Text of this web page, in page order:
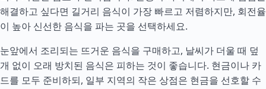
해결하고 싶다면 길거리 음식이 가장 빠르고 저렴하지만, 회전율
이 높아 신선한 음식을 파는 곳을 선택하세요.
눈앞에서 조리되는 뜨거운 음식을 구매하고, 날씨가 더울 때 덮
개 없이 오래 방치된 음식은 피하는 것이 좋습니다. 현금이나 카
드를 모두 준비하되, 일부 지역의 작은 상점은 현금을 선호할 수